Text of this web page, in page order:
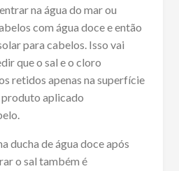
na água do mar ou
com água doce e então
para cabelos. Isso vai
que o sal e o cloro
retidos apenas na superfície
aplicado
ducha de água doce após
o sal também é